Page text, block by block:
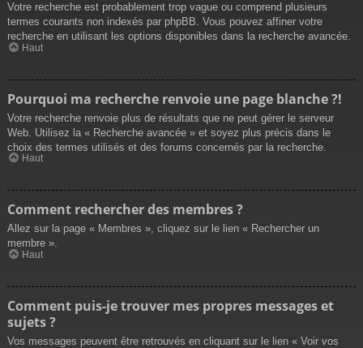
Votre recherche est probablement trop vague ou comprend plusieurs
termes courants non indexés par phpBB. Vous pouvez affiner votre
recherche en utilisant les options disponibles dans la recherche avancée.
Haut
Pourquoi ma recherche renvoie une page blanche ?!
Votre recherche renvoie plus de résultats que ne peut gérer le serveur
Web. Utilisez la « Recherche avancée » et soyez plus précis dans le
choix des termes utilisés et des forums concernés par la recherche.
Haut
Comment rechercher des membres ?
Allez sur la page « Membres », cliquez sur le lien « Rechercher un
membre ».
Haut
Comment puis-je trouver mes propres messages et
sujets ?
Vos messages peuvent être retrouvés en cliquant sur le lien « Voir vos